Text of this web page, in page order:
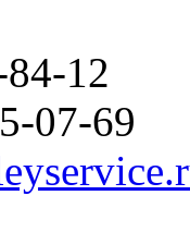
12
07-69